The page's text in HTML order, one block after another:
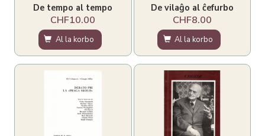
De tempo al tempo
CHF10.00
Al la korbo
De vilaĝo al ĉefurbo
CHF8.00
Al la korbo